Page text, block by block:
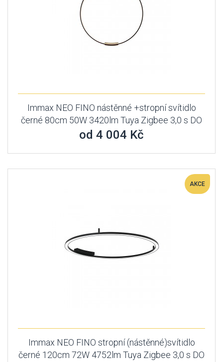
Immax NEO FINO nástěnné +stropní svítidlo
černé 80cm 50W 3420lm Tuya Zigbee 3,0 s DO
od 4 004 Kč
AKCE
Immax NEO FINO stropní (nástěnné)svítidlo
černé 120cm 72W 4752lm Tuya Zigbee 3,0 s DO